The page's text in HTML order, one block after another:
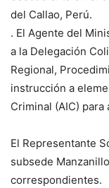
del Callao, Perú.
. El Agente del
a la Delegación
Regional,
instrucción a
Criminal (AIC)
El Representante
subsede
correspondientes.